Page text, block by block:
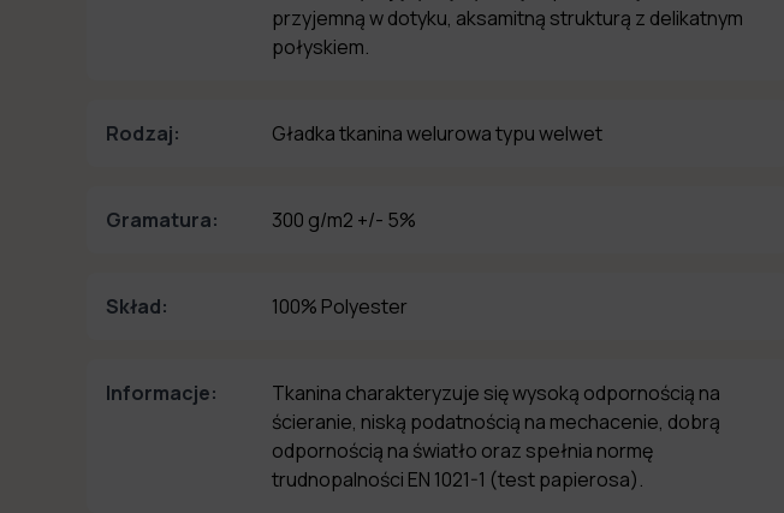
przyjemną w dotyku, aksamitną strukturą z delikatnym
połyskiem.
Rodzaj: Gładka tkanina welurowa typu welwet
Gramatura: 300 g/m2 +/- 5%
Skład: 100% Polyester
Informacje:
Tkanina charakteryzuje się wysoką odpornością na
ścieranie, niską podatnością na mechacenie, dobrą
odpornością na światło oraz spełnia normę
trudnopalności EN 1021-1 (test papierosa).